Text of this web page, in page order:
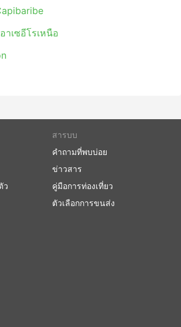
ใจ
ดินทางด้วยรถบัส
หว่างเมืองที่ใหม่กว่ามักจะตั้งอยู่นอกเมือง
วงที่ใหญ่ เพื่อให้รถประจำทางสามารถ
ข้าจุดส่งผู้โดยสารได้ และคุณจะต้องใช้ผู้ให้
เศษเพื่อไปที่นั่น ส่งผลให้ต้นทุนสูงขึ้น
อาจสูงเกินจริง คำนวณเวลาเพื่อล่วงหน้า
นทางในช่วงเวลาเร่งด่วน โดยเฉพาะอย่าง
นเคยกับการจราจรที่สถานีเริ่มต้นของคุณ
น่าจะเป็นวิธีการขนส่งที่ตารางเดินรถน้อย
เครื่องบิน ขึ้นอยู่กับสถานการณ์บนท้อง
มาก ซึ่งบางครั้งอาจคาดเดาไม่ได้ เช่น
บการเดินทางในช่วงวันหยุดสุดสัปดาห์ ฤดู
วันหยุดนักขัตฤกษ์ อย่าลืมสิ่งนี้และหลีก
ผนการเดินทางที่กระชั้นชิดมาก
นบางเส้นทางหรือช่วงยอดนิยมอาจต้องจอง
าเซอีโรเหนือ
ว
สารบบ
คำถามที่พบบ่อย
ข่าวสาร
คู่มือการท่องเที่ยว
ตัวเลือกการขนส่ง